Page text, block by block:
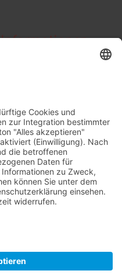
Informationen
Zahlung und Versand
Widerrufsformular
Kundenstimmen
Social Media